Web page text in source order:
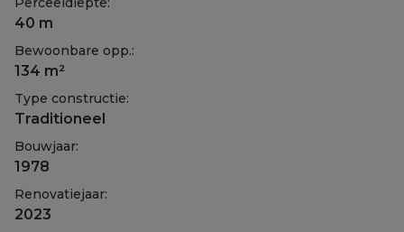
40 m
Bewoonbare opp.:
134 m²
Type constructie:
Traditioneel
Bouwjaar:
1978
Renovatiejaar:
2023